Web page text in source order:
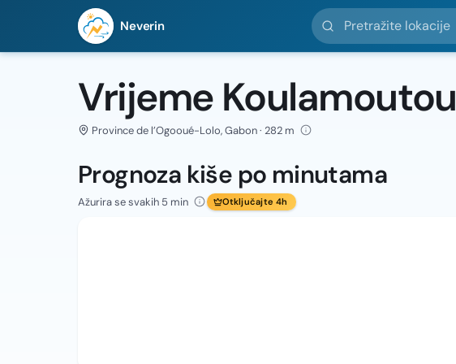
Neverin
Pretražite lokacije
Vrijeme Koulamoutou
Province de l’Ogooué-Lolo, Gabon · 282 m
Prognoza kiše po minutama
Ažurira se svakih 5 min Otključajte 4h